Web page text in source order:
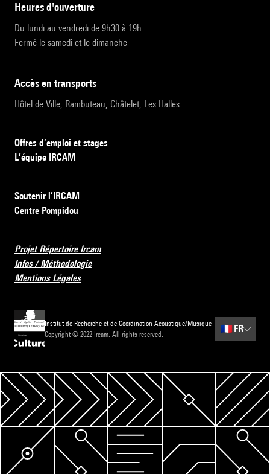
heures d'ouverture
Du lundi au vendredi de 9h30 à 19h
Fermé le samedi et le dimanche
accès en transports
Hôtel de Ville, Rambuteau, Châtelet, Les Halles
Offres d’emploi et stages
L’équipe IRCAM
Soutenir l’IRCAM
Centre Pompidou
Projet Répertoire Ircam
Infos / Méthodologie
Mentions Légales
Institut de Recherche et de Coordination Acoustique/Musique
Copyright © 2022 Ircam. All rights reserved.
🇫🇷 FR